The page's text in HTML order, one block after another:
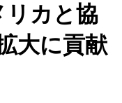
リカと協
大に貢献